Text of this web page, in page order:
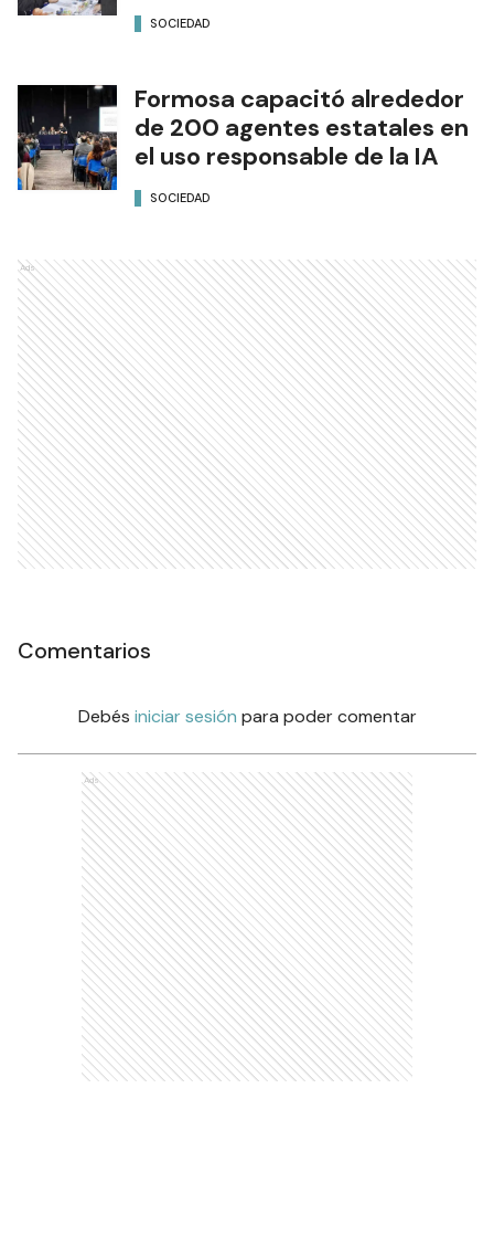
SOCIEDAD
Formosa capacitó alrededor
de 200 agentes estatales en
el uso responsable de la IA
SOCIEDAD
Ads
Comentarios
Debés iniciar sesión para poder comentar
Ads